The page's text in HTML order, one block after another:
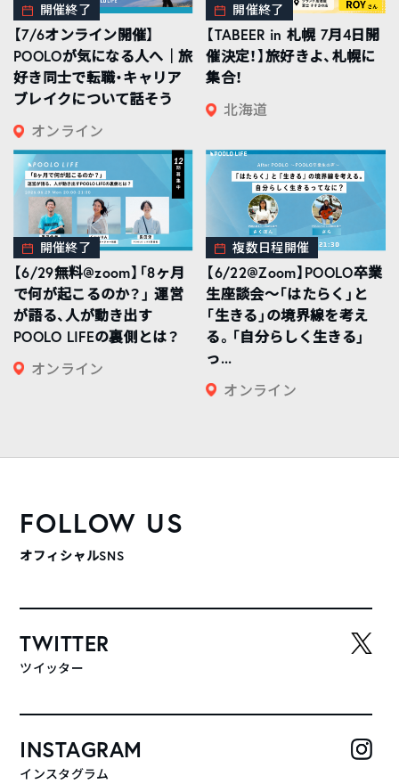
開催終了
【7/6オンライン開催】
POOLOが気になる人へ｜旅
好き同士で転職・キャリア
ブレイクについて話そう
オンライン
開催終了
【TABEER in 札幌 7月4日開
催決定！】旅好きよ、札幌に
集合！
北海道
開催終了
【6/29無料@zoom】「8ヶ月
で何が起こるのか？」 運営
が語る、人が動き出す
POOLO LIFEの裏側とは？
オンライン
複数日程開催
【6/22@Zoom】POOLO卒業
生座談会〜「はたらく」と
「生きる」の境界線を考え
る。「自分らしく生きる」
っ...
オンライン
FOLLOW US
オフィシャルSNS
TWITTER
ツイッター
INSTAGRAM
インスタグラム